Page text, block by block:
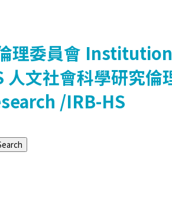
理委員會
人文社會科學研究倫
/IRB-HS